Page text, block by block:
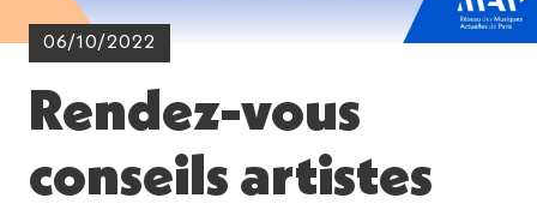
06/10/2022
Rendez-vous
conseils artistes